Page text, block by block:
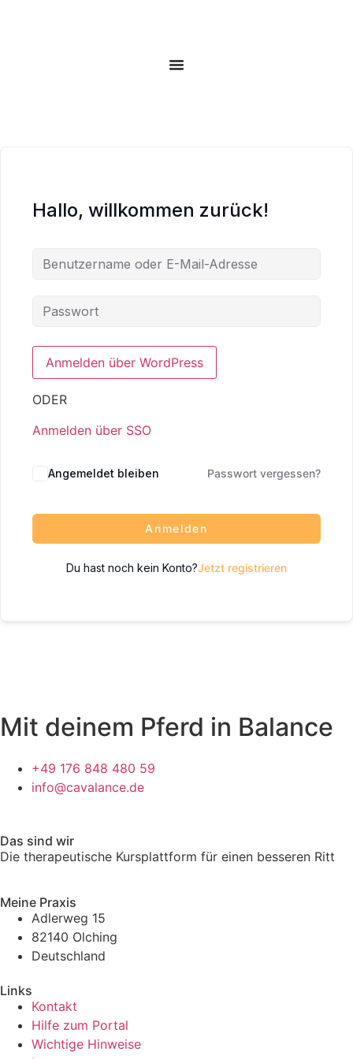
Hallo, willkommen zurück!
ODER
Anmelden über SSO
Angemeldet bleiben Passwort vergessen?
Anmelden
Du hast noch kein Konto?Jetzt registrieren
Mit deinem Pferd in Balance
+49 176 848 480 59
info@cavalance.de
Das sind wir
Die therapeutische Kursplattform für einen besseren Ritt
Meine Praxis
Adlerweg 15
82140 Olching
Deutschland
Links
Kontakt
Hilfe zum Portal
Wichtige Hinweise